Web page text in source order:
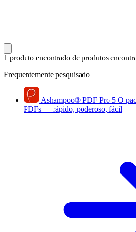
1 produto encontrado de produtos
Frequentemente pesquisado
Ashampoo® PDF Pro 5 O
PDFs — rápido, poderoso, fácil